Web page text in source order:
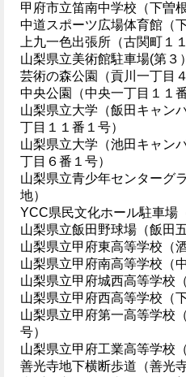
甲府市立笛南中学校（下曽
中道スポーツ広場体育館（
上九一色出張所（古関町１
山梨県立美術館駐車場(第３
芸術の森公園（貢川一丁目
中央公園（中央一丁目１１番
山梨県立大学（飯田キャン
丁目１１番１号）
山梨県立大学（池田キャン
丁目６番１号）
山梨県立青少年センターグ
地）
YCC県民文化ホール駐車場
山梨県立飯田野球場（飯田
山梨県立甲府東高等学校（
山梨県立甲府南高等学校（
山梨県立甲府城西高等学校
山梨県立甲府西高等学校（
山梨県立甲府第一高等学校
号）
山梨県立甲府工業高等学校
善光寺地下横断歩道（善光